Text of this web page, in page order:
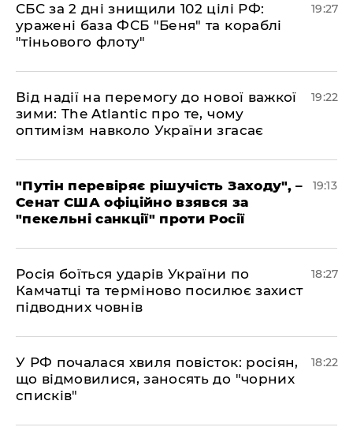
​СБС за 2 дні знищили 102 цілі РФ:
уражені база ФСБ "Беня" та кораблі
"тіньового флоту"
19:27
​Від надії на перемогу до нової важкої
зими: The Atlantic про те, чому
оптимізм навколо України згасає
19:22
​"Путін перевіряє рішучість Заходу", –
Сенат США офіційно взявся за
"пекельні санкції" проти Росії
19:13
​Росія боїться ударів України по
Камчатці та терміново посилює захист
підводних човнів
18:27
​У РФ почалася хвиля повісток: росіян,
що відмовилися, заносять до "чорних
списків"
18:22